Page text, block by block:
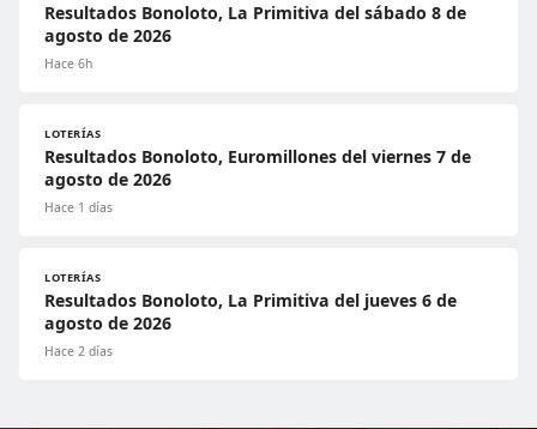
Resultados Bonoloto, La Primitiva del sábado 8 de
agosto de 2026
Hace 6h
LOTERÍAS
Resultados Bonoloto, Euromillones del viernes 7 de
agosto de 2026
Hace 1 días
LOTERÍAS
Resultados Bonoloto, La Primitiva del jueves 6 de
agosto de 2026
Hace 2 días